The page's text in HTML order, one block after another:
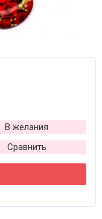
В желания
Сравнить